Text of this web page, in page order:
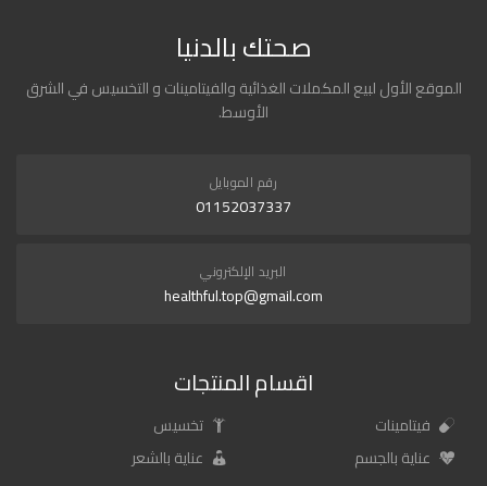
صحتك بالدنيا
الموقع الأول لبيع المكملات الغذائية والفيتامينات و التخسيس في الشرق
الأوسط.
رقم الموبايل
01152037337
البريد الإلكتروني
healthful.top@gmail.com
اقسام المنتجات
فيتامينات
تخسيس
عناية بالجسم
عناية بالشعر